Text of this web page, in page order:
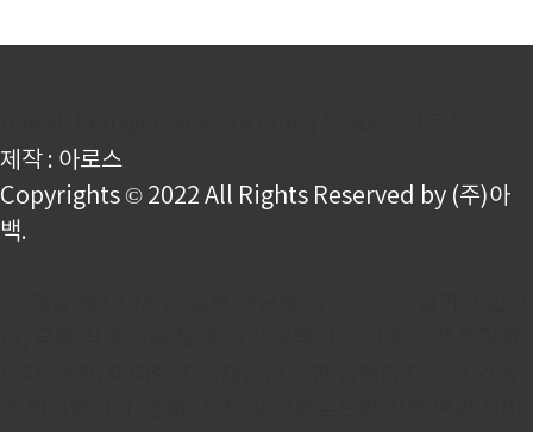
제작 : 아로스
Copyrights © 2022 All Rights Reserved by (주)아
백.